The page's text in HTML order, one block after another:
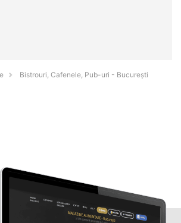
Bistrouri, Cafenele, Pub-uri - Bucureşti